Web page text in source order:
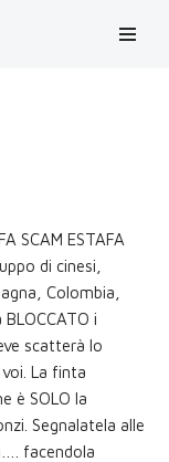
SCAM ESTAFA
di cinesi,
Colombia,
i
scatterà lo
La finta
è SOLO la
Segnalatela alle
facendola